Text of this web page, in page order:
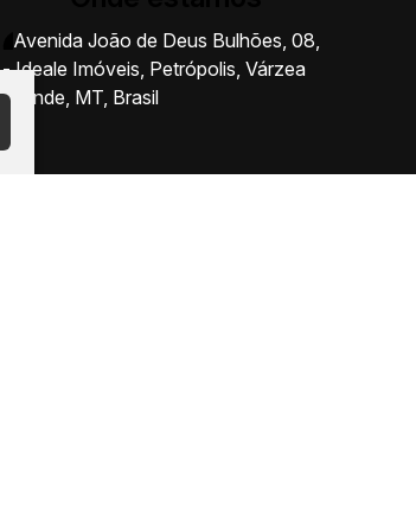
Avenida João de Deus Bulhões, 08,
- Ideale Imóveis, Petrópolis, Várzea
Grande, MT, Brasil